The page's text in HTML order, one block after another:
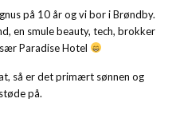
på 10 år og vi bor i Brøndby.
en smule beauty, tech, brokker
Paradise Hotel
så er det primært sønnen og
på.